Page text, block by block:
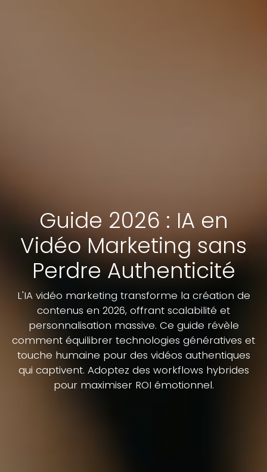
Guide 2026 : IA en
Vidéo Marketing sans
Perdre Authenticité
L'IA vidéo marketing transforme la création de
contenus en 2026, offrant scalabilité et
personnalisation massive. Ce guide révèle
comment équilibrer technologies génératives et
touche humaine pour des vidéos authentiques
qui captivent. Adoptez des workflows hybrides
pour maximiser ROI émotionnel.